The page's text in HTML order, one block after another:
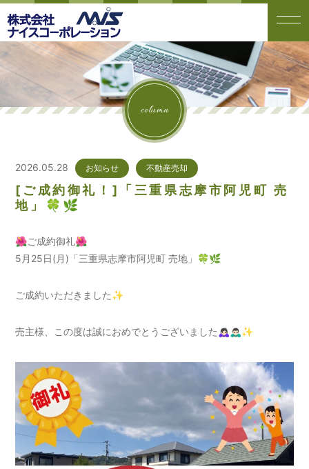
column
2026.05.28 お知らせ 不動産売却
[ご成約御礼！]「三重県志摩市阿児町 売
地」🍀🌿
🌺ご成約御礼🌺
5月25日(月)「三重県志摩市阿児町 売地」🍀🌿
ご成約いただきました✨
売主様、この度は誠におめでとうございました🙇🏻‍♀️🙇🏻‍♂️✨